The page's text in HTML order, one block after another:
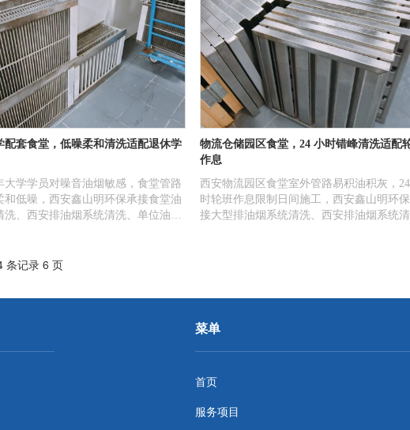
配套食堂，低噪柔和清洗适配退休学
大学学员对噪音油烟敏感，食堂管路
和低噪，西安鑫山明环保承接食堂油
洗、西安排油烟系统清洗、单位油烟
物流仓储园区食堂，24 小时错峰清洗适配
作息
西安物流园区食堂室外管路易积油积灰，
时轮班作息限制日间施工，西安鑫山明环
接大型排油烟系统清洗、西安排油烟系统清
条记录 6 页
菜单
首页
服务项目